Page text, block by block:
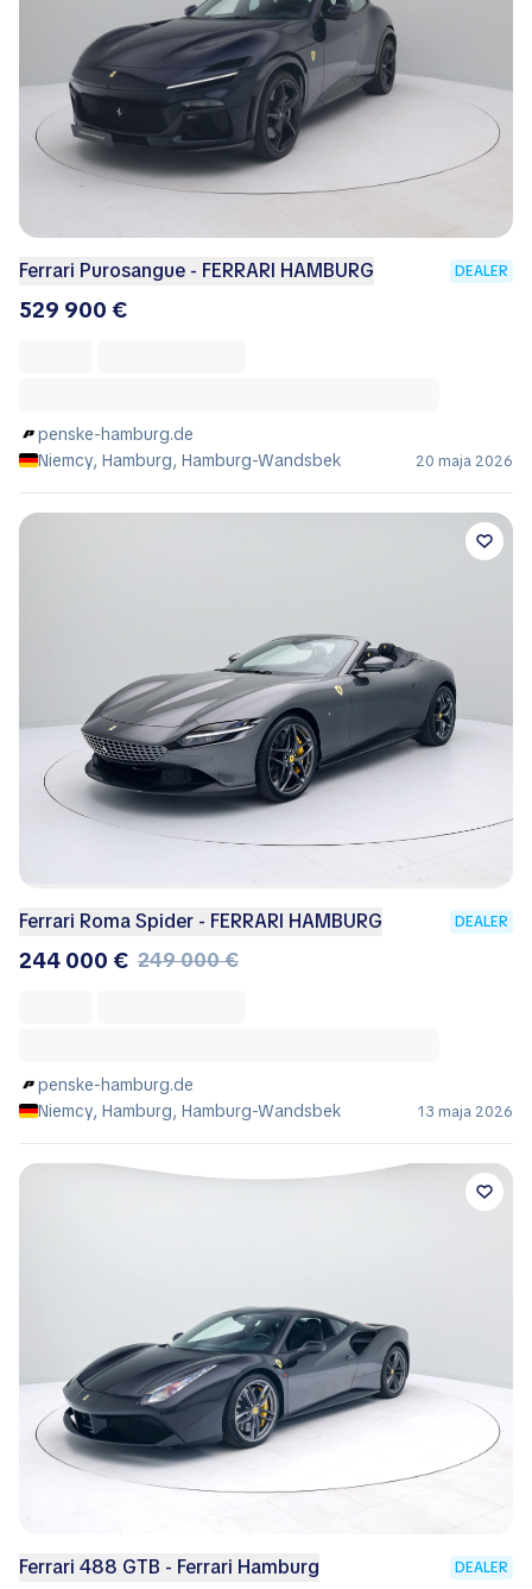
Ferrari Purosangue - FERRARI HAMBURG DEALER
529 900 €
penske-hamburg.de
Niemcy, Hamburg, Hamburg-Wandsbek
20 maja 2026
Ferrari Roma Spider - FERRARI HAMBURG DEALER
244 000 € 249 000 €
penske-hamburg.de
Niemcy, Hamburg, Hamburg-Wandsbek
13 maja 2026
Ferrari 488 GTB - Ferrari Hamburg DEALER